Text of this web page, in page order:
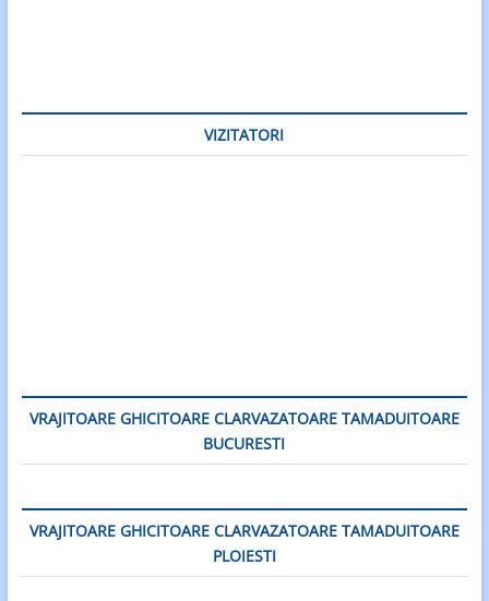
VIZITATORI
VRAJITOARE GHICITOARE CLARVAZATOARE TAMADUITOARE
BUCURESTI
VRAJITOARE GHICITOARE CLARVAZATOARE TAMADUITOARE
PLOIESTI